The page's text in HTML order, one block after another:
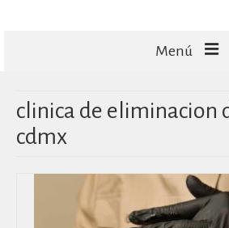
Menú
TECNOLOGÍA
clinica de eliminacion
cdmx